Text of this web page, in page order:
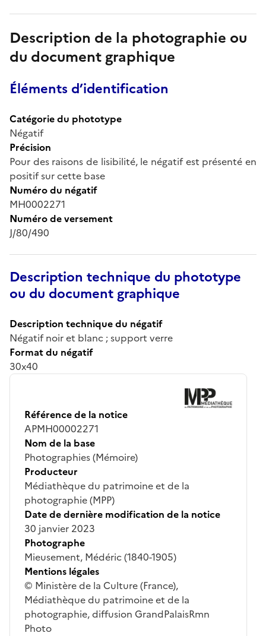
Description de la photographie ou
du document graphique
Éléments d’identification
Catégorie du phototype
Négatif
Précision
Pour des raisons de lisibilité, le négatif est présenté en
positif sur cette base
Numéro du négatif
MH0002271
Numéro de versement
J/80/490
Description technique du phototype
ou du document graphique
Description technique du négatif
Négatif noir et blanc ; support verre
Format du négatif
30x40
Référence de la notice
APMH00002271
Nom de la base
Photographies (Mémoire)
Producteur
Médiathèque du patrimoine et de la
photographie (MPP)
Date de dernière modification de la notice
30 janvier 2023
Photographe
Mieusement, Médéric (1840-1905)
Mentions légales
© Ministère de la Culture (France),
Médiathèque du patrimoine et de la
photographie, diffusion GrandPalaisRmn
Photo